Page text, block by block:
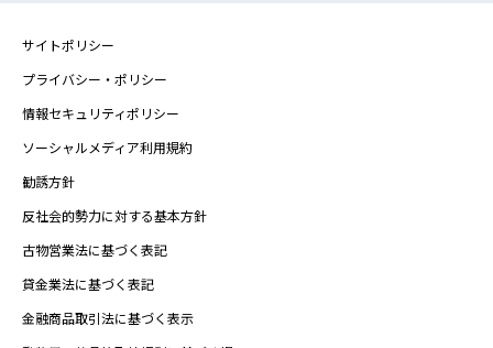
サイトポリシー
プライバシー・ポリシー
情報セキュリティポリシー
ソーシャルメディア利用規約
勧誘方針
反社会的勢力に対する基本方針
古物営業法に基づく表記
貸金業法に基づく表記
金融商品取引法に基づく表示